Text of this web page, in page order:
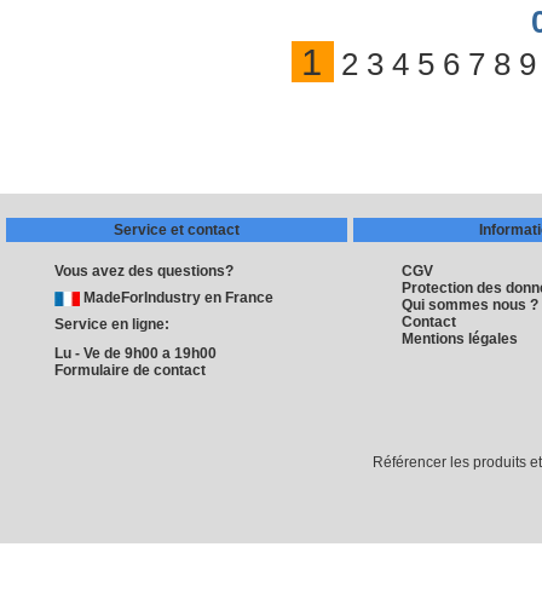
1 2 3 4 5 6 7 8 9
Service et contact
Vous avez des questions?
MadeForIndustry en France
Service en ligne:
Lu - Ve de 9h00 a 19h00
Formulaire de contact
CGV
Protection des
Qui sommes nous ?
Contact
Mentions légales
Référencer les produits